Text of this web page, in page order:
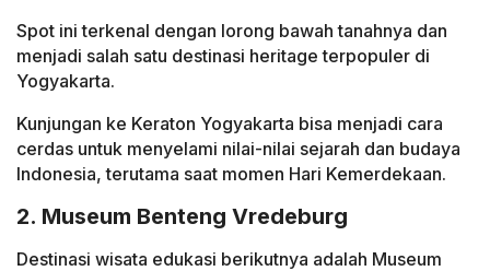
Spot ini terkenal dengan lorong bawah tanahnya dan
menjadi salah satu destinasi heritage terpopuler di
Yogyakarta.
Kunjungan ke Keraton Yogyakarta bisa menjadi cara
cerdas untuk menyelami nilai-nilai sejarah dan budaya
Indonesia, terutama saat momen Hari Kemerdekaan.
2. Museum Benteng Vredeburg
Destinasi wisata edukasi berikutnya adalah Museum